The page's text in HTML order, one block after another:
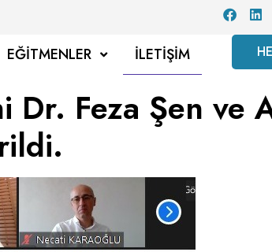
EĞITMENLER İLETIŞIM
Feza Şen ve